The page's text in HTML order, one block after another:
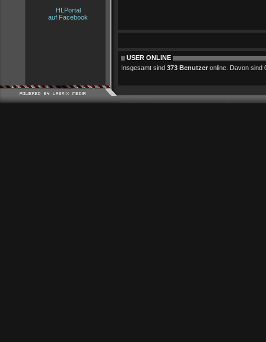
HLPortal
auf Facebook
USER ONLINE
Insgesamt sind 373 Benutzer online. Davon sind